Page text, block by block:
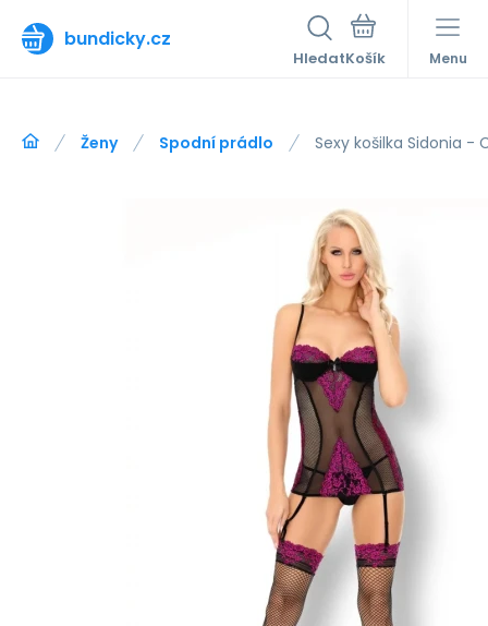
bundicky.cz
Hledat Menu
Ženy Spodní prádlo Sexy košilka Sidonia -